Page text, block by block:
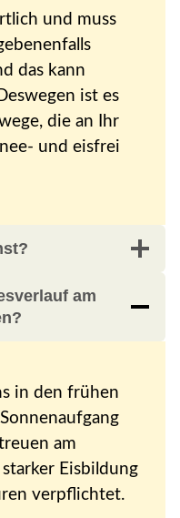
und muss
das kann
ist es
die an Ihr
und eisfrei
am
in den frühen
am
Eisbildung
verpflichtet.